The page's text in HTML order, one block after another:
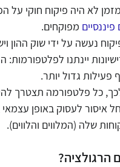
לא היה פיקוח חוקי על
מפוקחים.
נעשה על ידי שוק ההון
פעילות גדול יותר.
כל פלטפורמה תצטרך להיות בעלת
איסור לעסוק באופן
שלה (המלווים והלווים).
הרגולציה?